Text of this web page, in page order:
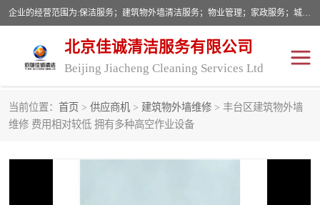
企业的经营范围为:保洁服务；建筑物外墙清洁服务；物业管理；家政服务；城市园林绿化；劳务分包；技术开发、技术转让、技术服务；销售保洁设备、卫生用品、化工产品（不含危险化学品及一类易制毒化学品）、日用品、办公设备、建筑材料、装饰材料；图文设计；清洁服务（不含餐具消毒）；中央空调维修；工程设计；施工总承包；专业承包。
北京佳诚清洁服务有限公司
Beijing Jiacheng Cleaning Services Ltd
当前位置： 首页 > 供应商机 > 建筑物外墙维修 > 丰台区建筑物外墙
维修 费用相对较低 拥有多种高空作业设备
外墙清洗 开荒保洁
开荒保洁 保洁服务